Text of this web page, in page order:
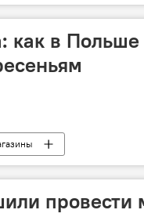
как в
провести